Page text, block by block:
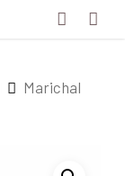
Marichal